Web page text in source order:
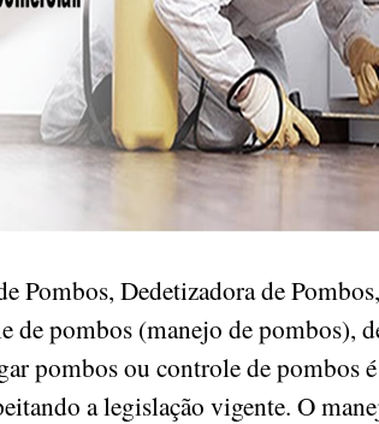
Dedetizadora de
pombos (manejo de pombos),
pombos ou controle de pombos
a legislação vigente. O